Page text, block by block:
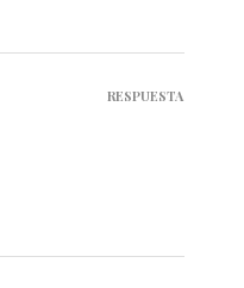
RESPUESTA